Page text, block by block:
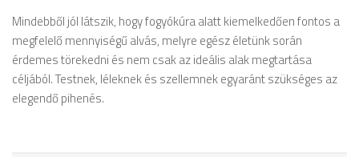
Mindebből jól látszik, hogy fogyókúra alatt kiemelkedően fontos a
megfelelő mennyiségű alvás, melyre egész életünk során
érdemes törekedni és nem csak az ideális alak megtartása
céljából. Testnek, léleknek és szellemnek egyaránt szükséges az
elegendő pihenés.